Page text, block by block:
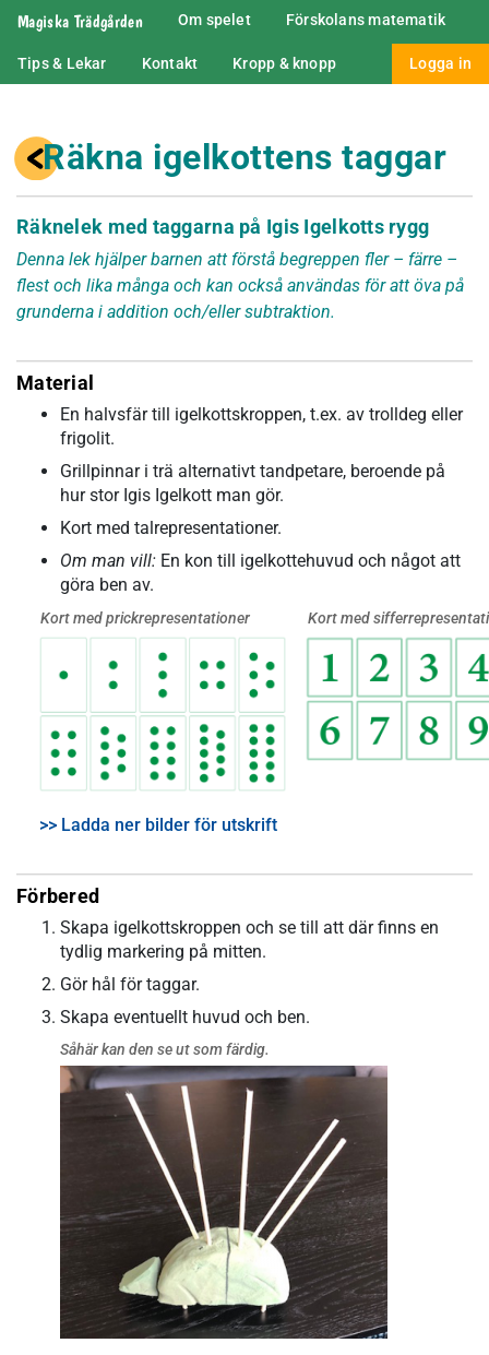
Magiska Trädgården Om spelet Förskolans matematik
Tips & Lekar Kontakt Kropp & knopp Logga in
Räkna igelkottens taggar
Räknelek med taggarna på Igis Igelkotts rygg
Denna lek hjälper barnen att förstå begreppen fler – färre –
flest och lika många och kan också användas för att öva på
grunderna i addition och/eller subtraktion.
Material
En halvsfär till igelkottskroppen, t.ex. av trolldeg eller
frigolit.
Grillpinnar i trä alternativt tandpetare, beroende på
hur stor Igis Igelkott man gör.
Kort med talrepresentationer.
Om man vill: En kon till igelkottehuvud och något att
göra ben av.
Kort med prickrepresentationer Kort med
>> Ladda ner bilder för utskrift
Förbered
Skapa igelkottskroppen och se till att där finns en
tydlig markering på mitten.
Gör hål för taggar.
Skapa eventuellt huvud och ben.
Såhär kan den se ut som färdig.